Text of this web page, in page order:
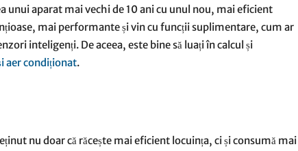
unui aparat mai vechi de 10 ani cu unul nou, mai eficient
mai performante și vin cu funcții suplimentare, cum ar
inteligenți. De aceea, este bine să luați în calcul și
aer condiționat.
nu doar că răcește mai eficient locuința, ci și consumă mai